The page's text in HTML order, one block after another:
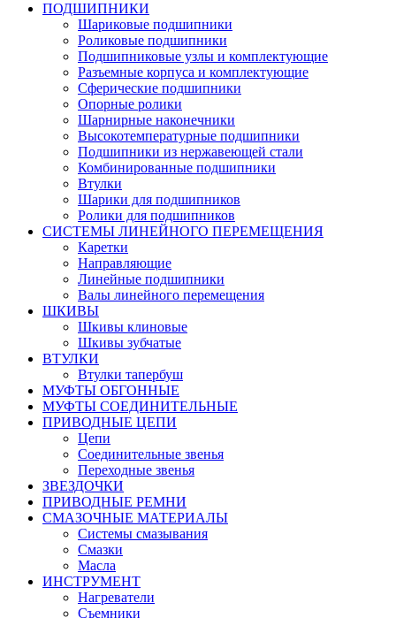
ПОДШИПНИКИ
Шариковые подшипники
Роликовые подшипники
Подшипниковые узлы и комплектующие
Разъемные корпуса и комплектующие
Сферические подшипники
Опорные ролики
Шарнирные наконечники
Высокотемпературные подшипники
Подшипники из нержавеющей стали
Комбинированные подшипники
Втулки
Шарики для подшипников
Ролики для подшипников
СИСТЕМЫ ЛИНЕЙНОГО ПЕРЕМЕЩЕНИЯ
Каретки
Направляющие
Линейные подшипники
Валы линейного перемещения
ШКИВЫ
Шкивы клиновые
Шкивы зубчатые
ВТУЛКИ
Втулки тапербуш
МУФТЫ ОБГОННЫЕ
МУФТЫ СОЕДИНИТЕЛЬНЫЕ
ПРИВОДНЫЕ ЦЕПИ
Цепи
Соединительные звенья
Переходные звенья
ЗВЕЗДОЧКИ
ПРИВОДНЫЕ РЕМНИ
СМАЗОЧНЫЕ МАТЕРИАЛЫ
Системы смазывания
Смазки
Масла
ИНСТРУМЕНТ
Нагреватели
Съемники